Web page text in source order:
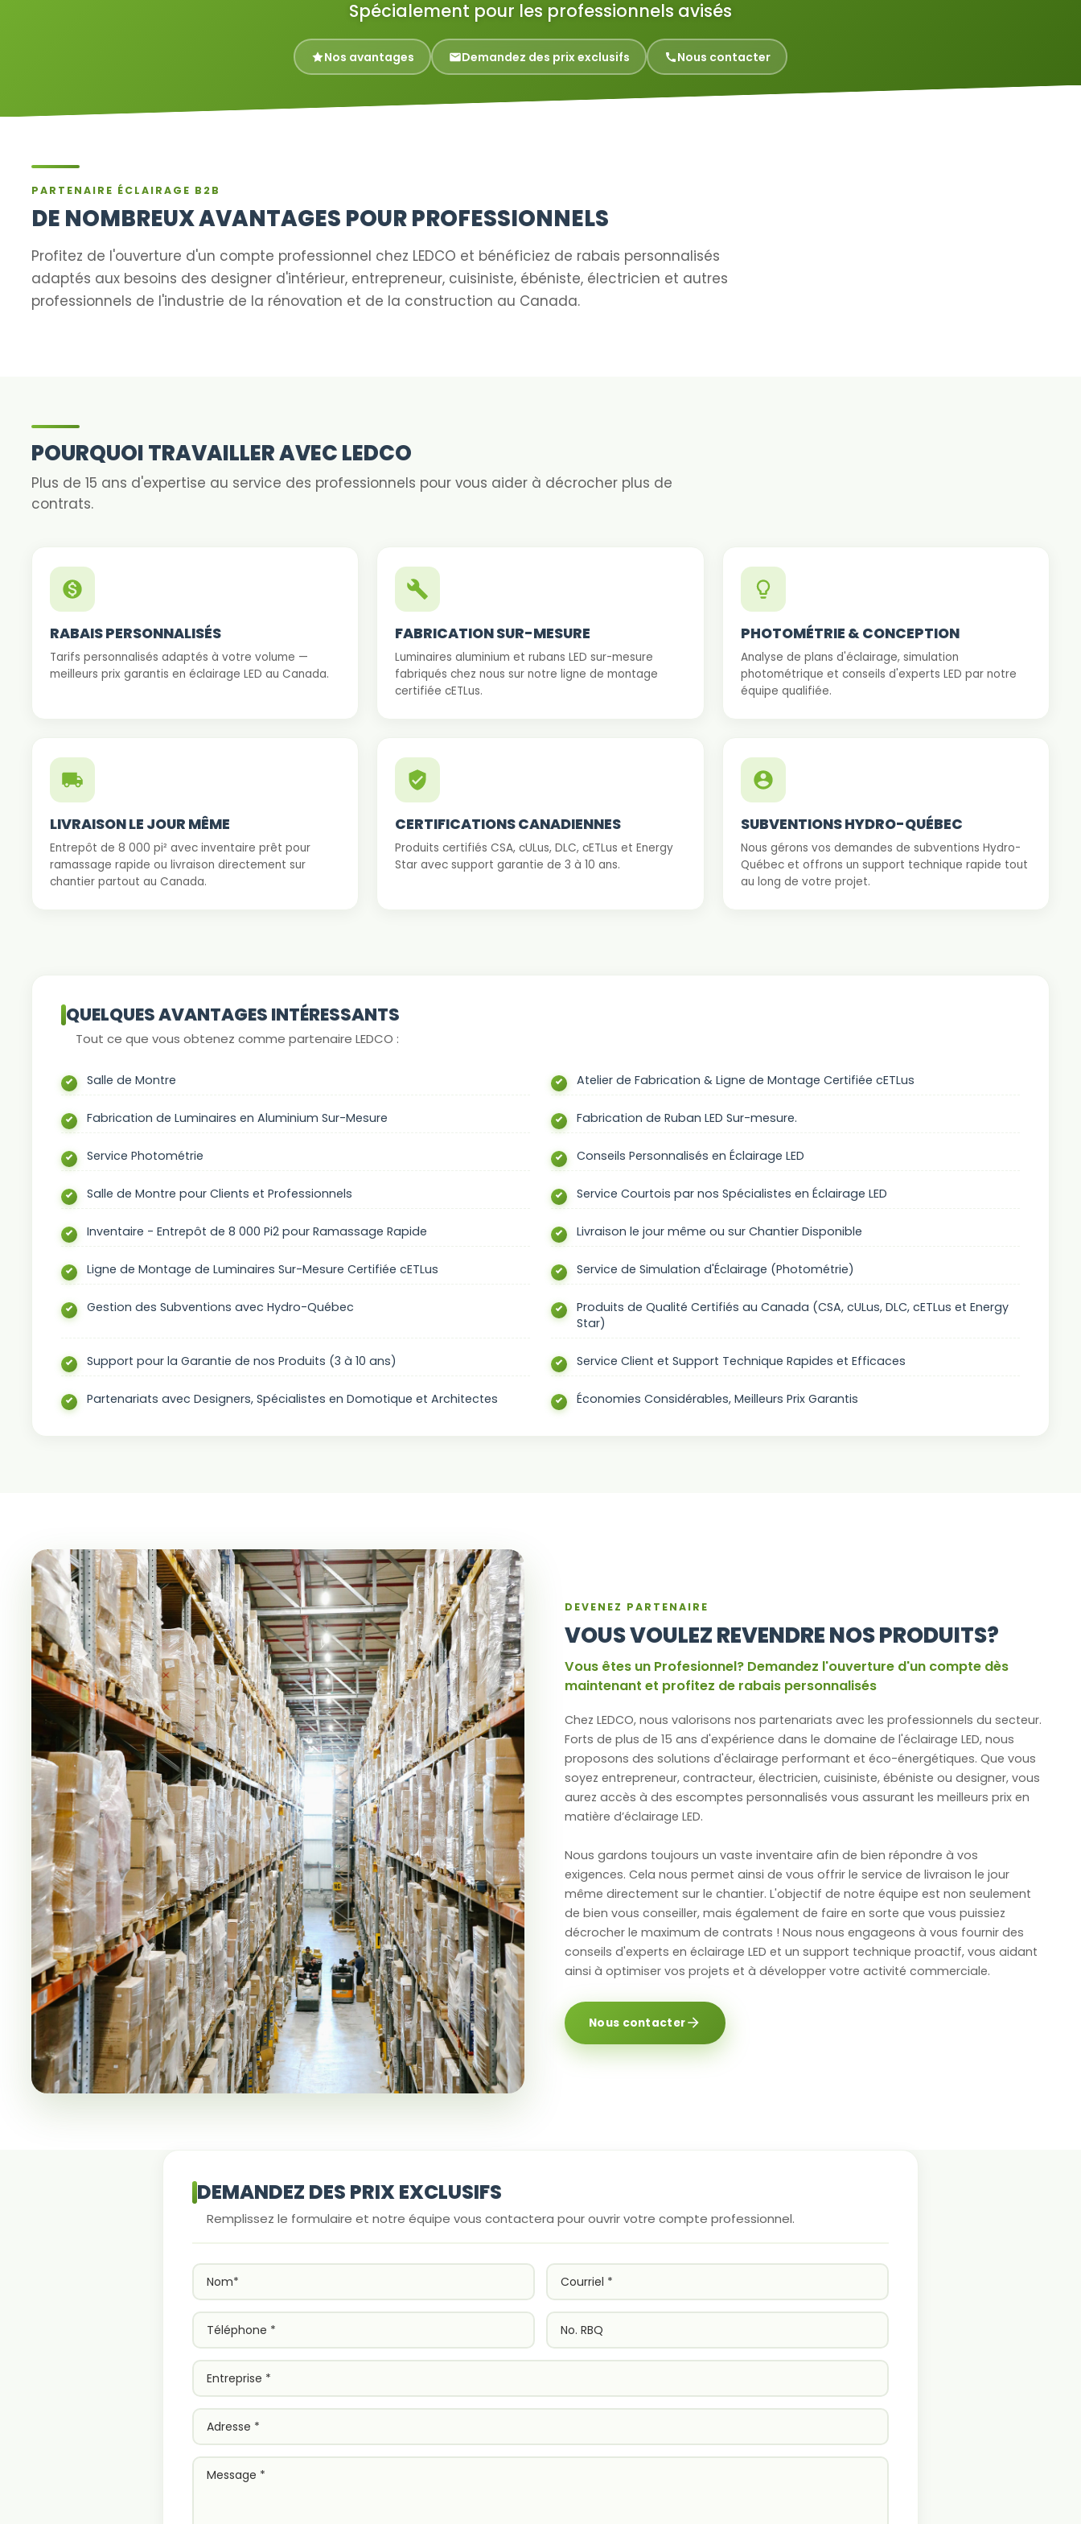
Spécialement pour les professionnels avisés
Nos avantages Demandez des prix exclusifs Nous contacter
PARTENAIRE ÉCLAIRAGE B2B
DE NOMBREUX AVANTAGES POUR PROFESSIONNELS
Profitez de l'ouverture d'un compte professionnel chez LEDCO et bénéficiez de rabais personnalisés
adaptés aux besoins des designer d'intérieur, entrepreneur, cuisiniste, ébéniste, électricien et autres
professionnels de l'industrie de la rénovation et de la construction au Canada.
POURQUOI TRAVAILLER AVEC LEDCO
Plus de 15 ans d'expertise au service des professionnels pour vous aider à décrocher plus de
contrats.
RABAIS PERSONNALISÉS
Tarifs personnalisés adaptés à votre volume —
meilleurs prix garantis en éclairage LED au Canada.
FABRICATION SUR-MESURE
Luminaires aluminium et rubans LED sur-mesure
fabriqués chez nous sur notre ligne de montage
certifiée cETLus.
PHOTOMÉTRIE & CONCEPTION
Analyse de plans d'éclairage, simulation
photométrique et conseils d'experts LED par notre
équipe qualifiée.
LIVRAISON LE JOUR MÊME
Entrepôt de 8 000 pi² avec inventaire prêt pour
ramassage rapide ou livraison directement sur
chantier partout au Canada.
CERTIFICATIONS CANADIENNES
Produits certifiés CSA, cULus, DLC, cETLus et Energy
Star avec support garantie de 3 à 10 ans.
SUBVENTIONS HYDRO-QUÉBEC
Nous gérons vos demandes de subventions Hydro-
Québec et offrons un support technique rapide tout
au long de votre projet.
QUELQUES AVANTAGES INTÉRESSANTS
Tout ce que vous obtenez comme partenaire LEDCO :
Salle de Montre Atelier de Fabrication & Ligne de Montage Certifiée cETLus
Fabrication de Luminaires en Aluminium Sur-Mesure Fabrication de Ruban LED Sur-mesure.
Service Photométrie Conseils Personnalisés en Éclairage LED
Salle de Montre pour Clients et Professionnels Service Courtois par nos Spécialistes en Éclairage LED
Inventaire - Entrepôt de 8 000 Pi2 pour Ramassage Rapide Livraison le jour même ou sur Chantier Disponible
Ligne de Montage de Luminaires Sur-Mesure Certifiée cETLus Service de Simulation d'Éclairage (Photométrie)
Gestion des Subventions avec Hydro-Québec
Produits de Qualité Certifiés au Canada (CSA, cULus, DLC, cETLus et Energy
Star)
Support pour la Garantie de nos Produits (3 à 10 ans) Service Client et Support Technique Rapides et Efficaces
Partenariats avec Designers, Spécialistes en Domotique et Architectes Économies Considérables, Meilleurs Prix Garantis
DEVENEZ PARTENAIRE
VOUS VOULEZ REVENDRE NOS PRODUITS?
Vous êtes un Profesionnel? Demandez l'ouverture d'un compte dès
maintenant et profitez de rabais personnalisés
Chez LEDCO, nous valorisons nos partenariats avec les professionnels du secteur.
Forts de plus de 15 ans d'expérience dans le domaine de l'éclairage LED, nous
proposons des solutions d'éclairage performant et éco-énergétiques. Que vous
soyez entrepreneur, contracteur, électricien, cuisiniste, ébéniste ou designer, vous
aurez accès à des escomptes personnalisés vous assurant les meilleurs prix en
matière d’éclairage LED.
Nous gardons toujours un vaste inventaire afin de bien répondre à vos
exigences. Cela nous permet ainsi de vous offrir le service de livraison le jour
même directement sur le chantier. L'objectif de notre équipe est non seulement
de bien vous conseiller, mais également de faire en sorte que vous puissiez
décrocher le maximum de contrats ! Nous nous engageons à vous fournir des
conseils d'experts en éclairage LED et un support technique proactif, vous aidant
ainsi à optimiser vos projets et à développer votre activité commerciale.
Nous contacter
DEMANDEZ DES PRIX EXCLUSIFS
Remplissez le formulaire et notre équipe vous contactera pour ouvrir votre compte professionnel.